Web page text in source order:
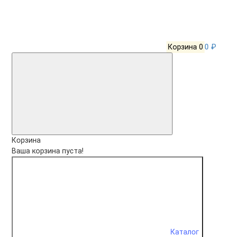
Корзина 0 0 ₽
Корзина
Ваша корзина пуста!
Каталог